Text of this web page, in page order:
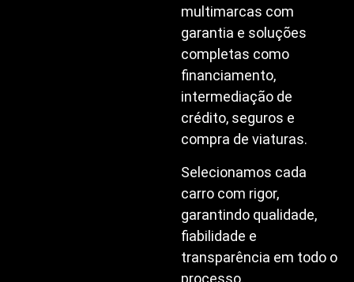
multimarcas com
garantia e soluções
completas como
financiamento,
intermediação de
crédito, seguros e
compra de viaturas.
Selecionamos cada
carro com rigor,
garantindo qualidade,
fiabilidade e
transparência em todo o
processo.